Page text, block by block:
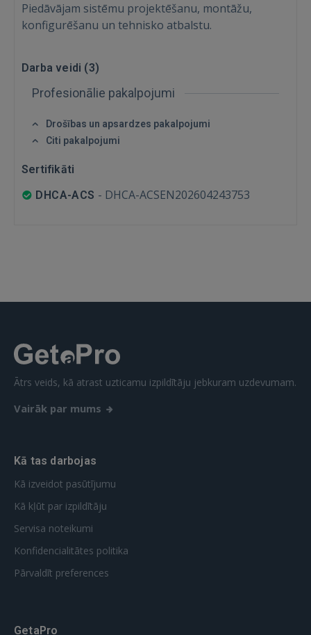
Piedāvājam sistēmu projektēšanu, montāžu,
konfigurēšanu un tehnisko atbalstu.
Darba veidi (3)
Profesionālie pakalpojumi
Drošības un apsardzes pakalpojumi
Citi pakalpojumi
Sertifikāti
DHCA-ACS - DHCA-ACSEN202604243753
Ātrs veids, kā atrast uzticamu izpildītāju jebkuram uzdevumam.
Vairāk par mums
Kā tas darbojas
Kā izveidot pasūtījumu
Kā kļūt par izpildītāju
Servisa noteikumi
Konfidencialitātes politika
Pārvaldīt preferences
GetaPro